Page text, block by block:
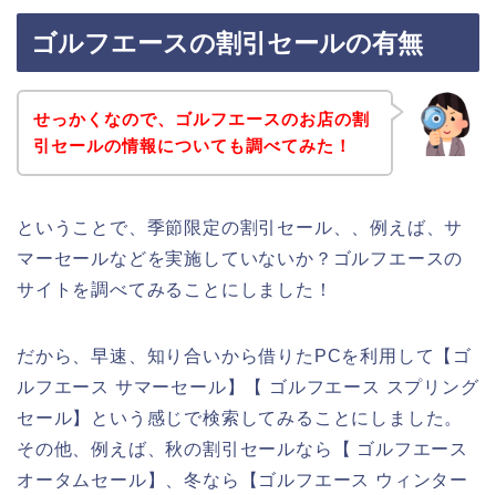
ゴルフエースの割引セールの有無
せっかくなので、ゴルフエースのお店の割
引セールの情報についても調べてみた！
ということで、季節限定の割引セール、、例えば、サ
マーセールなどを実施していないか？ゴルフエースの
サイトを調べてみることにしました！
だから、早速、知り合いから借りたPCを利用して【ゴ
ルフエース サマーセール】【 ゴルフエース スプリング
セール】という感じで検索してみることにしました。
その他、例えば、秋の割引セールなら【 ゴルフエース
オータムセール】、冬なら【ゴルフエース ウィンター